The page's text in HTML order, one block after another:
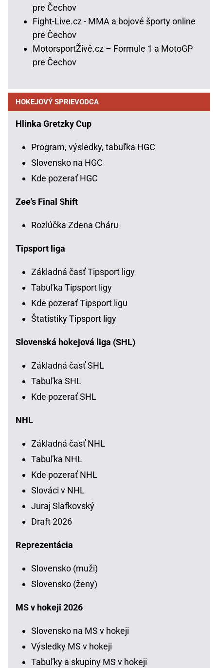
pre Čechov
Fight-Live.cz - MMA a bojové športy online
pre Čechov
MotorsportŽivě.cz – Formule 1 a MotoGP
pre Čechov
HOKEJOVÝ SPRIEVODCA
Hlinka Gretzky Cup
Program, výsledky, tabuľka HGC
Slovensko na HGC
Kde pozerať HGC
Zee's Final Shift
Rozlúčka Zdena Cháru
Tipsport liga
Základná časť Tipsport ligy
Tabuľka Tipsport ligy
Kde pozerať Tipsport ligu
Štatistiky Tipsport ligy
Slovenská hokejová liga (SHL)
Základná časť SHL
Tabuľka SHL
Kde pozerať SHL
NHL
Základná časť NHL
Tabuľka NHL
Kde pozerať NHL
Slováci v NHL
Juraj Slafkovský
Draft 2026
Reprezentácia
Slovensko (muži)
Slovensko (ženy)
MS v hokeji 2026
Slovensko na MS v hokeji
Výsledky MS v hokeji
Tabuľky a skupiny MS v hokeji